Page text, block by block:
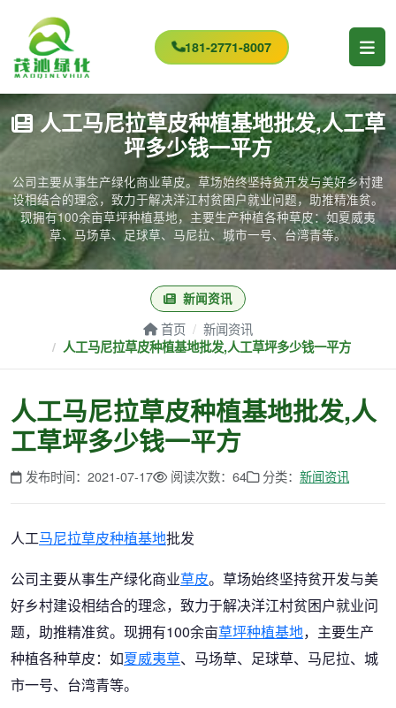
181-2771-8007
人工马尼拉草皮种植基地批发,人工草
坪多少钱一平方
公司主要从事生产绿化商业草皮。草场始终坚持贫开发与美好乡村建
设相结合的理念，致力于解决洋江村贫困户就业问题，助推精准贫。
现拥有100余亩草坪种植基地，主要生产种植各种草皮：如夏威夷
草、马场草、足球草、马尼拉、城市一号、台湾青等。
新闻资讯
首页 新闻资讯
人工马尼拉草皮种植基地批发,人工草坪多少钱一平方
人工马尼拉草皮种植基地批发,人
工草坪多少钱一平方
发布时间：2021-07-17 阅读次数：64 分类： 新闻资讯
人工马尼拉草皮种植基地批发
公司主要从事生产绿化商业草皮。草场始终坚持贫开发与美
好乡村建设相结合的理念，致力于解决洋江村贫困户就业问
题，助推精准贫。现拥有100余亩草坪种植基地，主要生产
种植各种草皮：如夏威夷草、马场草、足球草、马尼拉、城
市一号、台湾青等。